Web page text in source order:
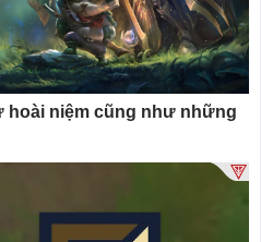
hoài niệm cũng như những